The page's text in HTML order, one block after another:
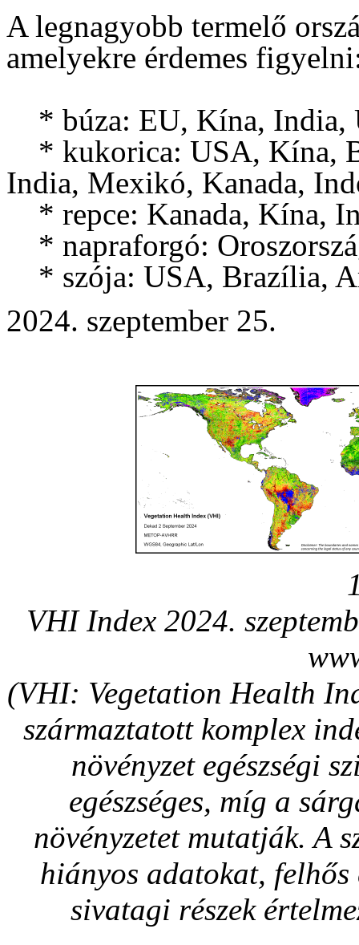
A legnagyobb termelő
amelyekre érdemes
* búza: EU, Kína, India,
* kukorica: USA, Kína,
India, Mexikó, Kanada,
* repce: Kanada, Kína,
* napraforgó:
* szója: USA, Brazília,
2024. szeptember 25.
VHI Index 2024.
(VHI: Vegetation Health
származtatott komplex
növényzet egészségi
egészséges, míg a
növényzetet mutatják. A
hiányos adatokat,
sivatagi részek